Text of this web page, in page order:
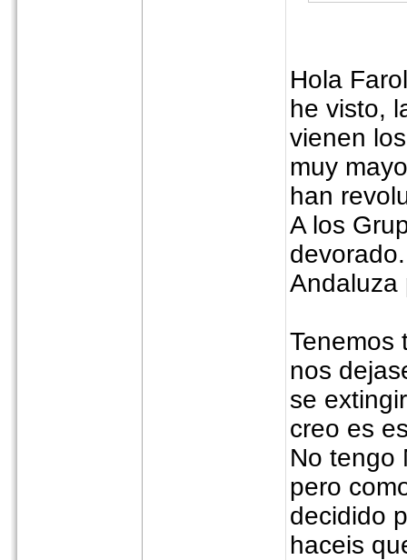
Hola
he visto,
vienen
muy
han
A los
Andaluza
Tenemos
nos
se
creo es
No tengo
pero
decidido
haceis